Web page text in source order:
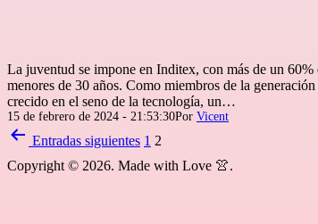
La juventud se impone en Inditex, con más de un
menores de 30 años. Como miembros de la
crecido en el seno de la tecnología, un…
Publicada
el
15 de febrero de 2024 - 21:53:30Por Vicent
Paginación
de
Entradas siguientes 1 2
Copyright © 2026. Made with Love 👚.